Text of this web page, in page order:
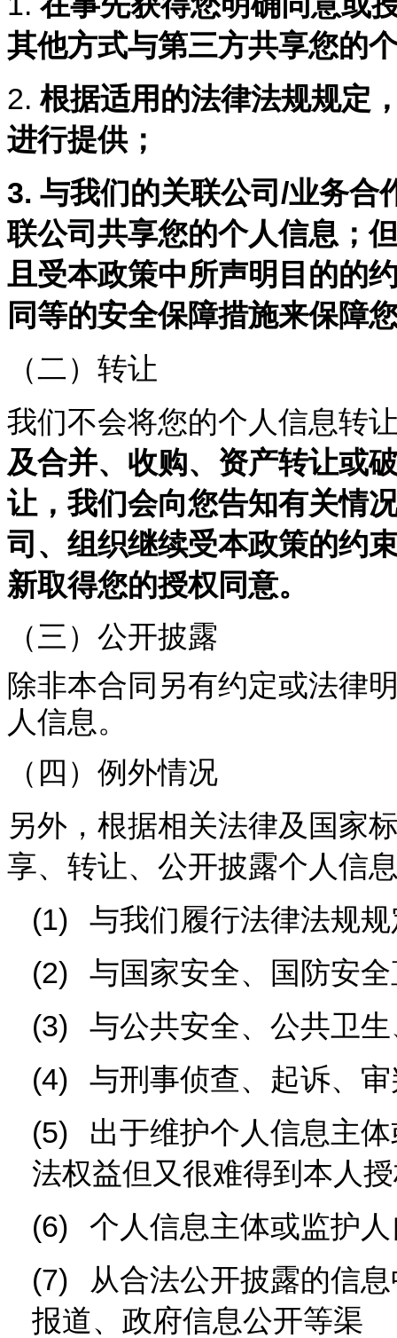
其他方式与第三方共享您的
2. 根据适用的法律法规规定
进行提供；
3. 与我们的关联公司/业务合
联公司共享您的个人信息；
且受本政策中所声明目的的
同等的安全保障措施来保障
（二）转让
我们不会将您的个人信息转
及合并、收购、资产转让或
让，我们会向您告知有关情
司、组织继续受本政策的约
新取得您的授权同意。
（三）公开披露
除非本合同另有约定或法律
人信息。
（四）例外情况
另外，根据相关法律及国家
享、转让、公开披露个人信
(1)
与我们履行法律法规
(2)
与国家安全、国防安
(3)
与公共安全、公共卫
(4)
与刑事侦查、起诉、
(5)
出于维护个人信息主
法权益但又很难得到本人
(6)
个人信息主体或监护
(7)
从合法公开披露的信
报道、政府信息公开等渠